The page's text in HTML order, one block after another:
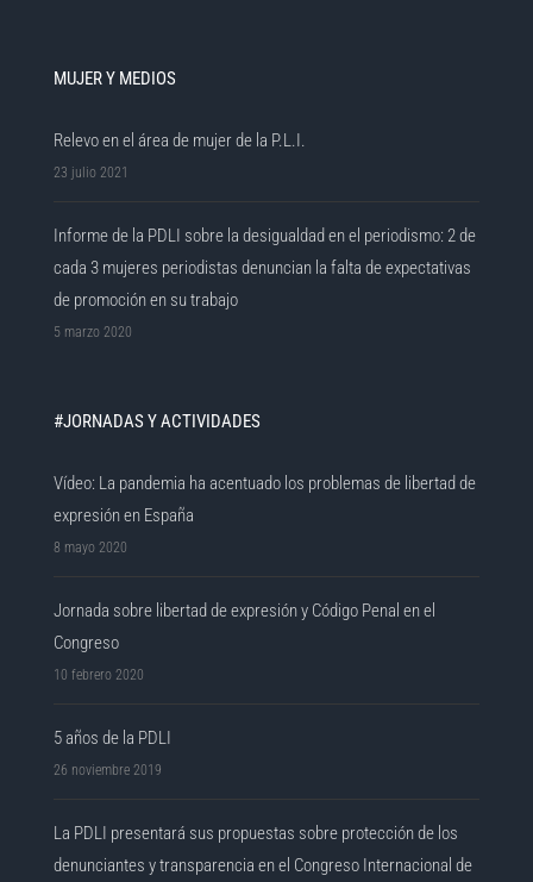
MUJER Y MEDIOS
Relevo en el área de mujer de la P.L.I.
23 julio 2021
Informe de la PDLI sobre la desigualdad en el periodismo: 2 de
cada 3 mujeres periodistas denuncian la falta de expectativas
de promoción en su trabajo
5 marzo 2020
#JORNADAS Y ACTIVIDADES
Vídeo: La pandemia ha acentuado los problemas de libertad de
expresión en España
8 mayo 2020
Jornada sobre libertad de expresión y Código Penal en el
Congreso
10 febrero 2020
5 años de la PDLI
26 noviembre 2019
La PDLI presentará sus propuestas sobre protección de los
denunciantes y transparencia en el Congreso Internacional de